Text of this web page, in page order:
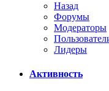
Назад
Форумы
Модераторы
Лидеры
Активность